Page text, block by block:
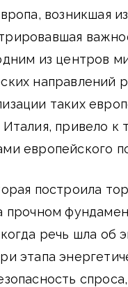
возникшая
из центров
направлений
таких
привело к
европейского
построила
прочном
речь шла об
этапа